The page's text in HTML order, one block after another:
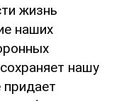
жизнь
наших
нашу
придает